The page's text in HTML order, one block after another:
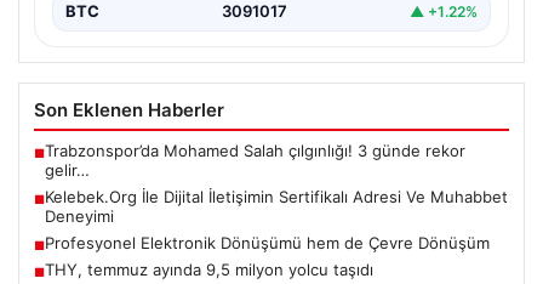
BTC 3091017 ▲ +1.22%
Son Eklenen Haberler
■Trabzonspor’da Mohamed Salah çılgınlığı! 3 günde rekor
gelir…
■Kelebek.Org İle Dijital İletişimin Sertifikalı Adresi Ve Muhabbet
Deneyimi
■Profesyonel Elektronik Dönüşümü hem de Çevre Dönüşüm
■THY, temmuz ayında 9,5 milyon yolcu taşıdı